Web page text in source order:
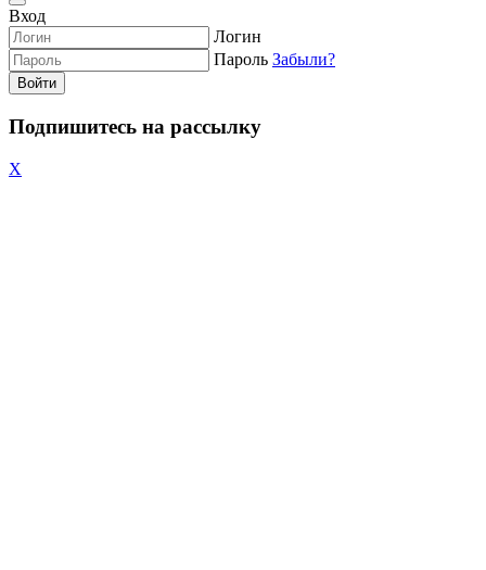
Вход
Логин
Пароль Забыли?
Войти
Подпишитесь на рассылку
X